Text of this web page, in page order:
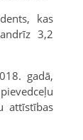
kas
3,2
gadā,
attīstības